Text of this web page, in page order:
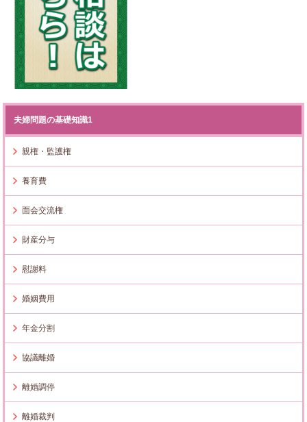
夫婦問題の基礎知識1
親権・監護権
養育費
面会交流権
財産分与
慰謝料
婚姻費用
年金分割
協議離婚
離婚調停
離婚裁判